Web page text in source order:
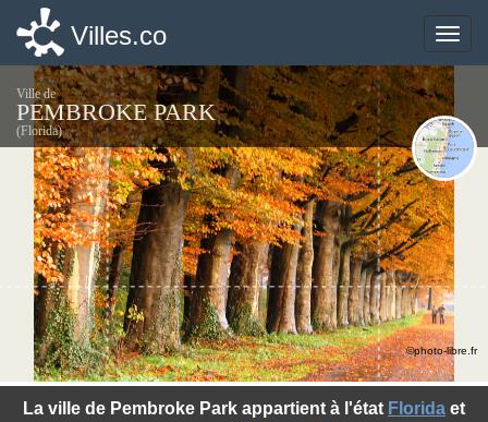
Toggle
Villes.co
Ville de
PEMBROKE PARK
(Florida)
La ville de Pembroke Park appartient à l'état Florida et
©photo-libre.fr
Toggle
Villes.co